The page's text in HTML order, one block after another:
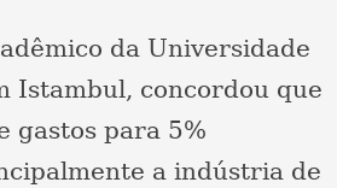
da Universidade
Istambul, concordou que
gastos para 5%
a indústria de